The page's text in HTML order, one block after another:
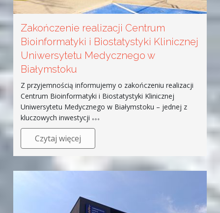
Zakończenie realizacji Centrum
Bioinformatyki i Biostatystyki Klinicznej
Uniwersytetu Medycznego w
Białymstoku
Z przyjemnością informujemy o zakończeniu realizacji
Centrum Bioinformatyki i Biostatystyki Klinicznej
Uniwersytetu Medycznego w Białymstoku – jednej z
kluczowych inwestycji
Czytaj więcej